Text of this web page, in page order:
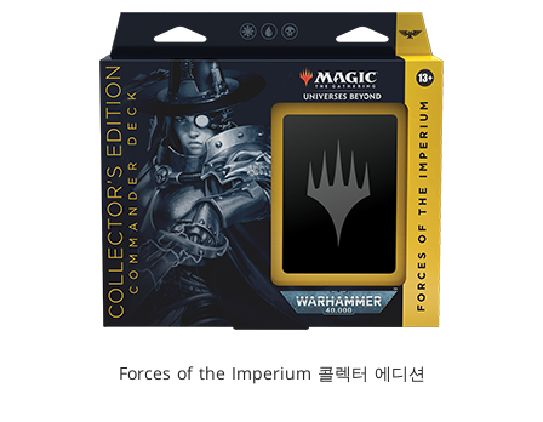
Forces of the Imperium 콜렉터 에디션